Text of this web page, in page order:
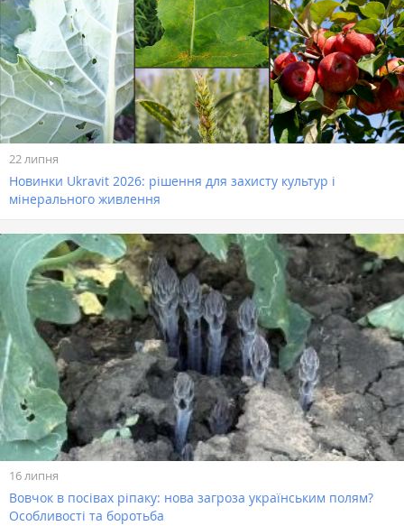
22 липня
Новинки Ukravit 2026: рішення для захисту культур і
мінерального живлення
16 липня
Вовчок в посівах ріпаку: нова загроза українським полям?
Особливості та боротьба